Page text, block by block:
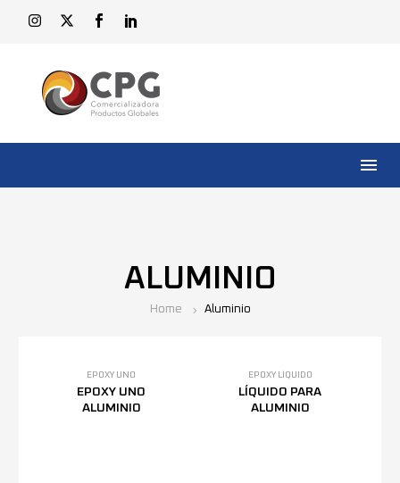
ALUMINIO
Home Aluminio
EPOXY UNO
EPOXY UNO
ALUMINIO
EPOXY LÍQUIDO
LÍQUIDO PARA
ALUMINIO